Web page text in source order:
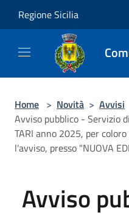
Regione Sicilia
Home > Novità > Avvisi
Avviso pubblico - Servizio
TARI anno 2025, per
l'avviso, presso "NUOVA
Avviso